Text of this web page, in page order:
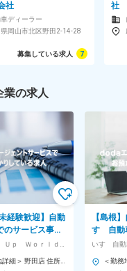
社
ディーラー
県岡山市北区野田2-14-28
募集している求人 7
社
業の求人
経験歓迎】自動
のサービス事務
で快適勤務/残
【島根
すゞ自
手当、
2日、賞
いすゞ自